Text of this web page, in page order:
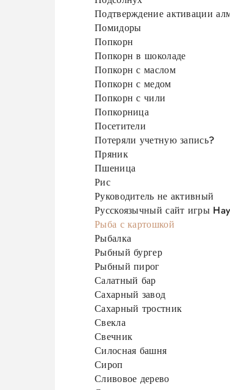
Подтверждение активации
Помидоры
Попкорн
Попкорн в шоколаде
Попкорн с маслом
Попкорн с медом
Попкорн с чили
Попкорница
Посетители
Потеряли учетную запись?
Пряник
Пшеница
Рис
Руководитель не активный
Русскоязычный сайт игры
Рыба с картошкой
Рыбалка
Рыбный бургер
Рыбный пирог
Салатный бар
Сахарный завод
Сахарный тростник
Свекла
Свечник
Силосная башня
Сироп
Сливовое дерево